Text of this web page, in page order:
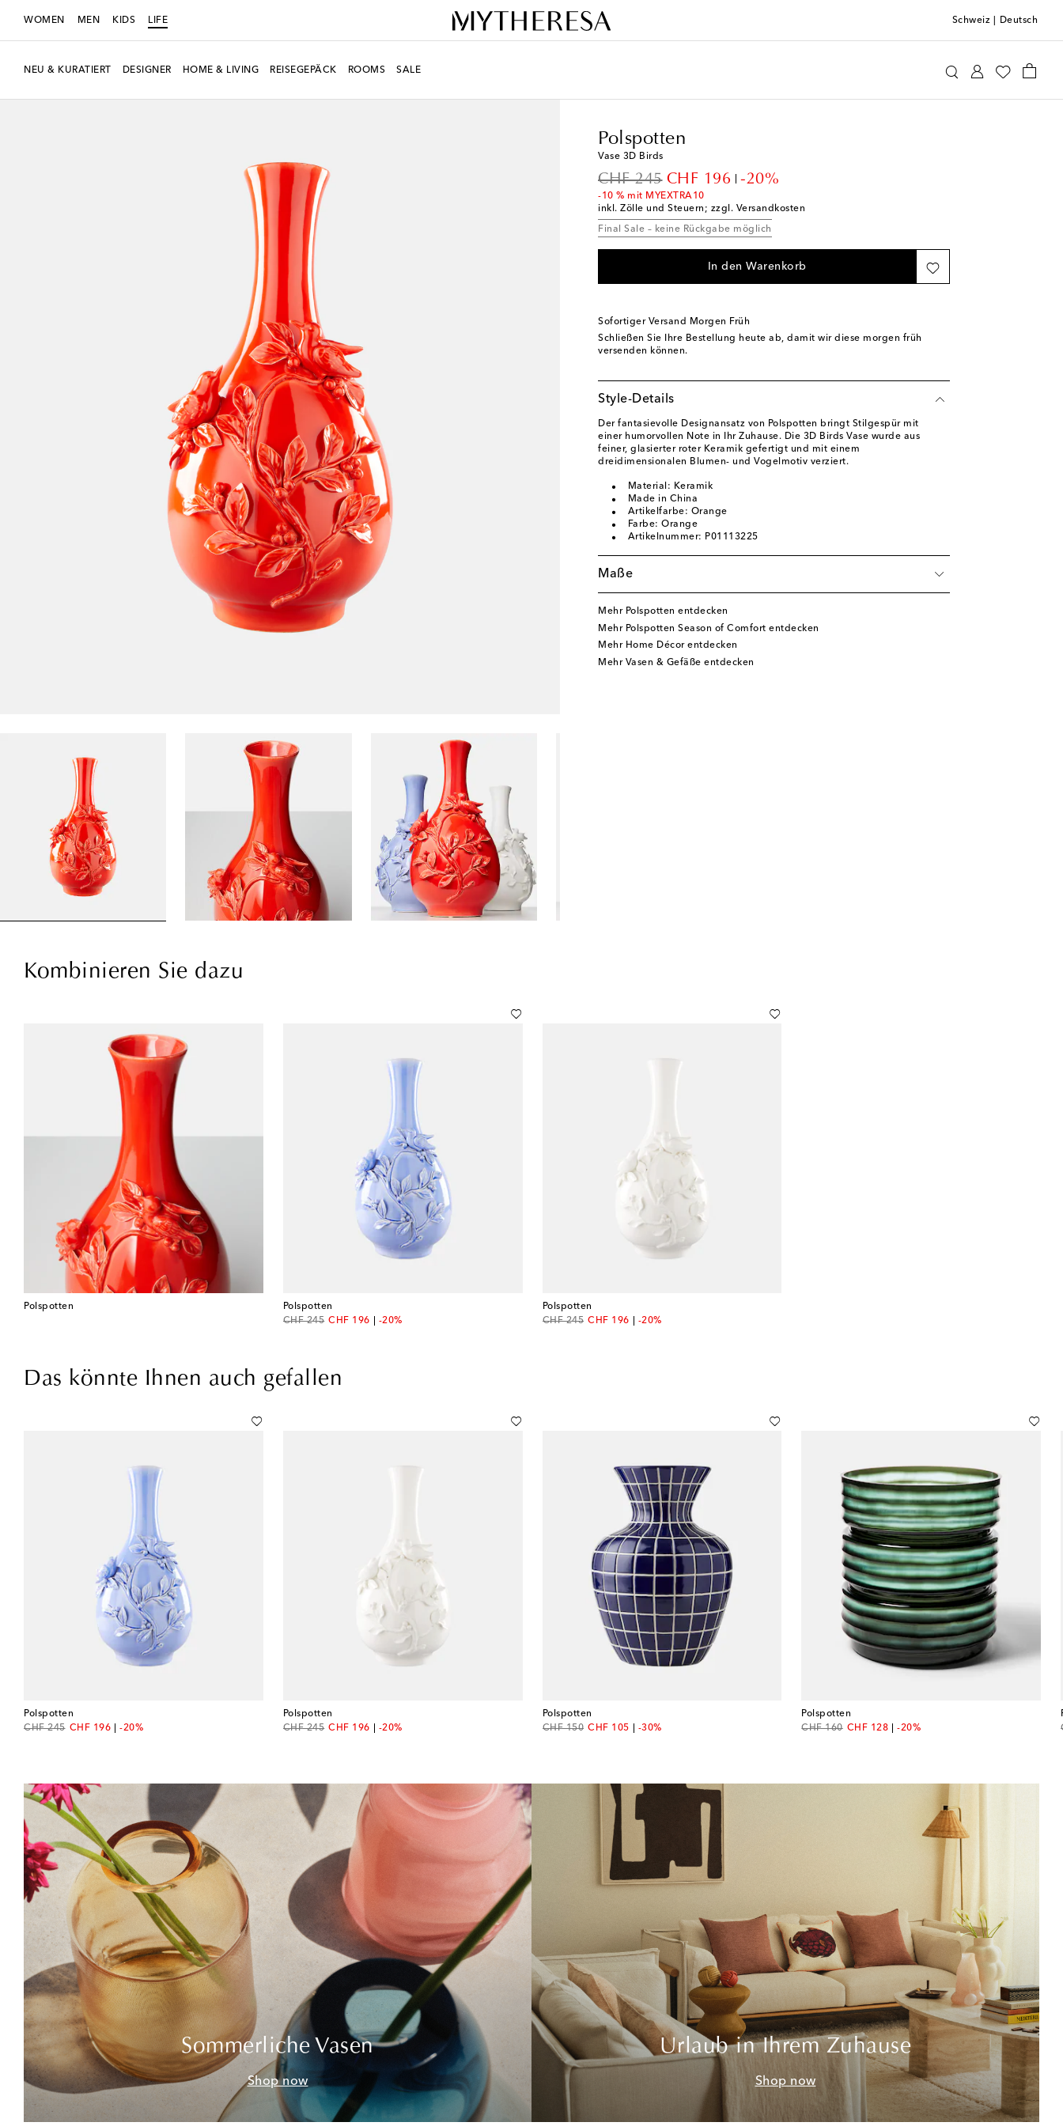
WOMEN MEN KIDS LIFE Schweiz Deutsch
NEU & KURATIERT DESIGNER HOME & LIVING REISEGEPÄCK ROOMS SALE
Polspotten
Vase 3D Birds
CHF 245
original priceCHF 196
discount price
-20%
-10 % mit MYEXTRA10
inkl. Zölle und Steuern; zzgl. Versandkosten
Final Sale – keine Rückgabe möglich
In den Warenkorb
Sofortiger Versand Morgen Früh
Schließen Sie Ihre Bestellung heute ab, damit wir diese morgen früh
versenden können.
Style-Details
Der fantasievolle Designansatz von Polspotten bringt Stilgespür mit
einer humorvollen Note in Ihr Zuhause. Die 3D Birds Vase wurde aus
feiner, glasierter roter Keramik gefertigt und mit einem
dreidimensionalen Blumen- und Vogelmotiv verziert.
Material: Keramik
Made in China
Artikelfarbe: Orange
Farbe: Orange
Artikelnummer: P01113225
Maße
Mehr Polspotten entdecken
Mehr Polspotten Season of Comfort entdecken
Mehr Home Décor entdecken
Mehr Vasen & Gefäße entdecken
Kombinieren Sie dazu
Polspotten
Polspotten
CHF 245
original priceCHF 196
discount price
-20%
Polspotten
CHF 245
original priceCHF 196
discount price
-20%
Das könnte Ihnen auch gefallen
Polspotten
CHF 245
original priceCHF 196
discount price
-20%
Polspotten
CHF 245
original priceCHF 196
discount price
-20%
Polspotten
CHF 150
original priceCHF 105
discount price
-30%
Polspotten
CHF 160
original priceCHF 128
discount price
-20%
Sommerliche Vasen
Shop now
Urlaub in Ihrem Zuhause
Shop now